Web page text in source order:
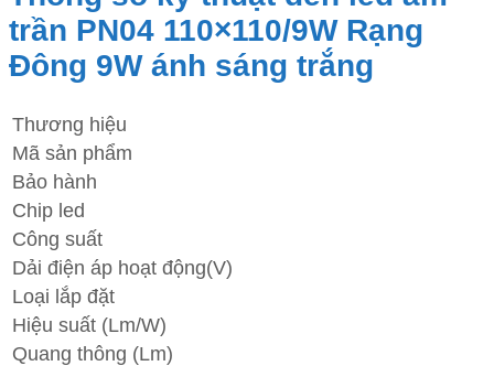
trần PN04 110×110/9W Rạng
Đông 9W ánh sáng trắng
Thương hiệu
Mã sản phẩm
Bảo hành
Chip led
Công suất
Dải điện áp hoạt động(V)
Loại lắp đặt
Hiệu suất (Lm/W)
Quang thông (Lm)